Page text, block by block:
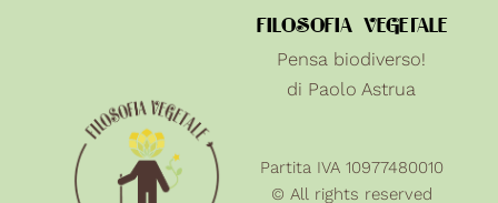
FILOSOFIA VEGETALE
Pensa biodiverso!
di Paolo Astrua
Partita IVA 10977480010
© All rights reserved